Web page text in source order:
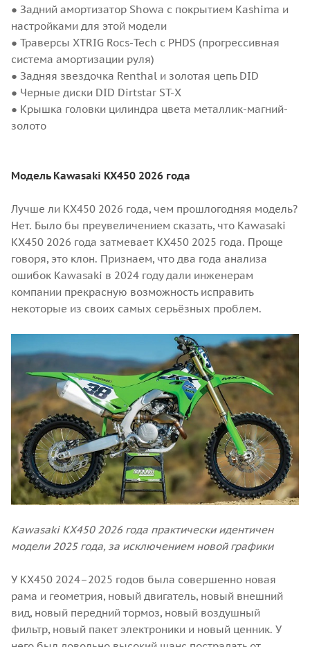
● Задний амортизатор Showa с покрытием Kashima и
настройками для этой модели
● Траверсы XTRIG Rocs-Tech с PHDS (прогрессивная
система амортизации руля)
● Задняя звездочка Renthal и золотая цепь DID
● Черные диски DID Dirtstar ST-X
● Крышка головки цилиндра цвета металлик-магний-
золото
Модель Kawasaki KX450 2026 года
Лучше ли KX450 2026 года, чем прошлогодняя модель?
Нет. Было бы преувеличением сказать, что Kawasaki
KX450 2026 года затмевает KX450 2025 года. Проще
говоря, это клон. Признаем, что два года анализа
ошибок Kawasaki в 2024 году дали инженерам
компании прекрасную возможность исправить
некоторые из своих самых серьёзных проблем.
Kawasaki KX450 2026 года практически идентичен
модели 2025 года, за исключением новой графики
У KX450 2024–2025 годов была совершенно новая
рама и геометрия, новый двигатель, новый внешний
вид, новый передний тормоз, новый воздушный
фильтр, новый пакет электроники и новый ценник. У